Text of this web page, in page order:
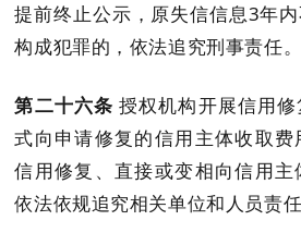
提前终止公示， 原失信信息3年内
构成犯罪的，依法追究刑事责任。
第二十六条 授权机构开展信用
式向申请修复的信用主体收取费
信用修复 、直接或变相向信用
依法依规追究相关单位和人员责任